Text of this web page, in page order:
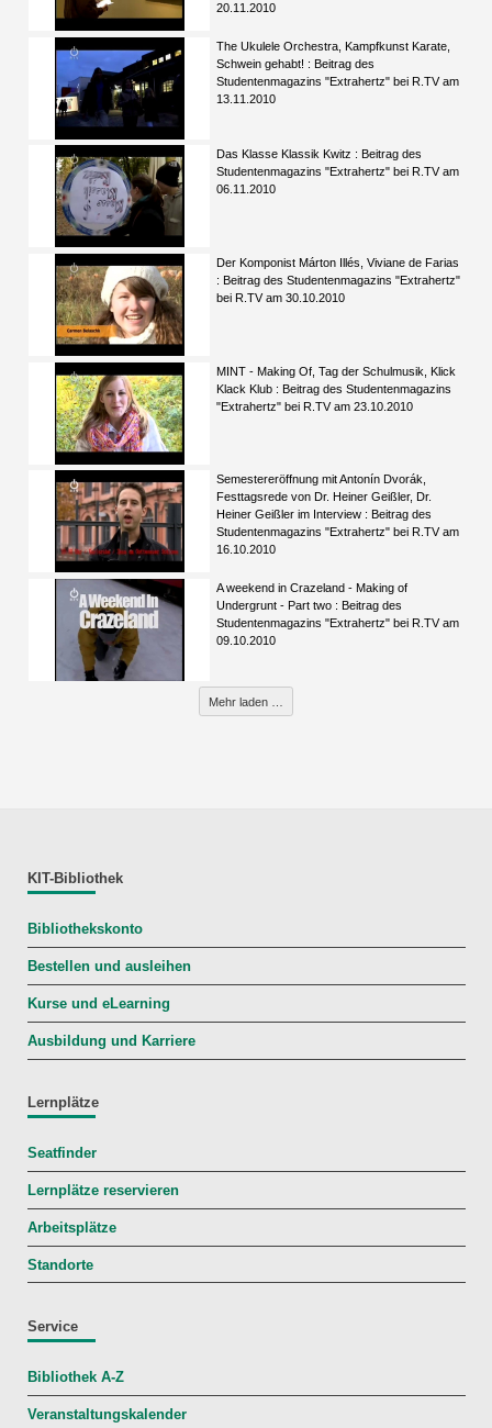
20.11.2010
The Ukulele Orchestra, Kampfkunst Karate,
Schwein gehabt! : Beitrag des
Studentenmagazins "Extrahertz" bei R.TV am
13.11.2010
Das Klasse Klassik Kwitz : Beitrag des
Studentenmagazins "Extrahertz" bei R.TV am
06.11.2010
Der Komponist Márton Illés, Viviane de Farias
: Beitrag des Studentenmagazins "Extrahertz"
bei R.TV am 30.10.2010
MINT - Making Of, Tag der Schulmusik, Klick
Klack Klub : Beitrag des Studentenmagazins
"Extrahertz" bei R.TV am 23.10.2010
Semestereröffnung mit Antonín Dvorák,
Festtagsrede von Dr. Heiner Geißler, Dr.
Heiner Geißler im Interview : Beitrag des
Studentenmagazins "Extrahertz" bei R.TV am
16.10.2010
A weekend in Crazeland - Making of
Undergrunt - Part two : Beitrag des
Studentenmagazins "Extrahertz" bei R.TV am
09.10.2010
Mehr laden …
KIT-Bibliothek
Bibliothekskonto
Bestellen und ausleihen
Kurse und eLearning
Ausbildung und Karriere
Lernplätze
Seatfinder
Lernplätze reservieren
Arbeitsplätze
Standorte
Service
Bibliothek A-Z
Veranstaltungskalender